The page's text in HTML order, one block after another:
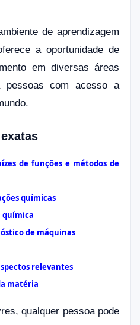
de aprendizagem
a oportunidade de
em diversas áreas
pessoas com acesso a
de funções e métodos de
químicas
química
de máquinas
relevantes
matéria
qualquer pessoa pode